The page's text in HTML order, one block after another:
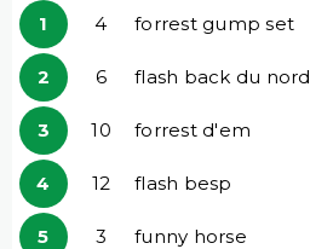
1 4 forrest gump set
2 6 flash back du nord
3 10 forrest d'em
4 12 flash besp
5 3 funny horse